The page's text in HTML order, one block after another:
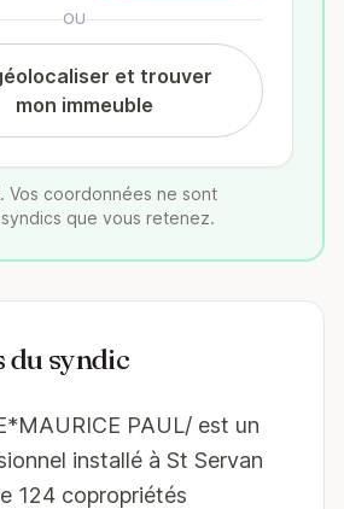
OU
et trouver
mon immeuble
Vos coordonnées ne sont
que vous retenez.
du syndic
PAUL/ est un
installé à St Servan
124 copropriétés